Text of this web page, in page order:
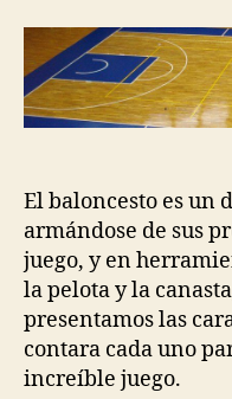
entrada
El baloncesto es un
armándose de sus
juego, y en
la pelota y la
presentamos las
contara cada uno
increíble juego.